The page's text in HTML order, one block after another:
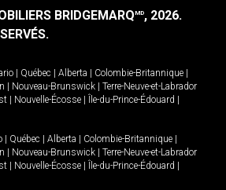
BRIDGEMARQMD, 2026.
| Québec | Alberta | Colombie-Britannique |
| Nouveau-Brunswick | Terre-Neuve-et-Labrador
| Nouvelle-Écosse | Île-du-Prince-Édouard |
| Québec | Alberta | Colombie-Britannique |
| Nouveau-Brunswick | Terre-Neuve-et-Labrador
| Nouvelle-Écosse | Île-du-Prince-Édouard |